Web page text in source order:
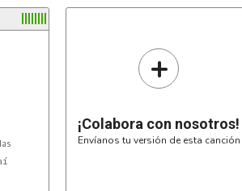
+
¡Colabora con nosotros!
Envíanos tu versión de esta canción